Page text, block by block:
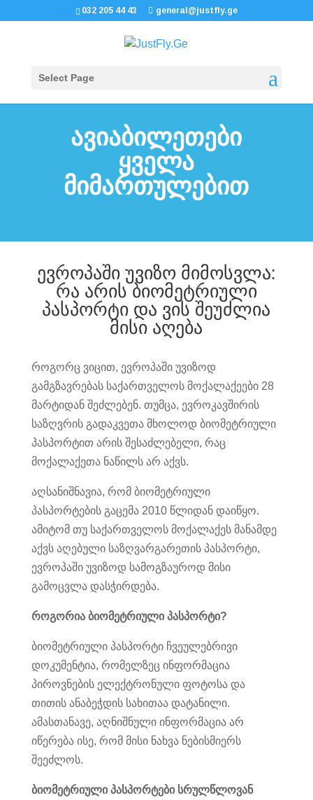
032 205 44 43 general@justfly.ge
Select Page
ავიაბილეთები
ყველა
მიმართულებით
ევროპაში უვიზო მიმოსვლა:
რა არის ბიომეტრიული
პასპორტი და ვის შეუძლია
მისი აღება
როგორც ვიცით, ევროპაში უვიზოდ
გამგზავრებას საქართველოს მოქალაქეები 28
მარტიდან შეძლებენ. თუმცა, ევროკავშირის
საზღვრის გადაკვეთა მხოლოდ ბიომეტრიული
პასპორტით არის შესაძლებელი, რაც
მოქალაქეთა ნაწილს არ აქვს.
აღსანიშნავია, რომ ბიომეტრიული
პასპორტების გაცემა 2010 წლიდან დაიწყო.
ამიტომ თუ საქართველოს მოქალაქეს მანამდე
აქვს აღებული საზღვარგარეთის პასპორტი,
ევროპაში უვიზოდ სამოგზაუროდ მისი
გამოცვლა დასჭირდება.
როგორია ბიომეტრიული პასპორტი?
ბიომეტრიული პასპორტი ჩვეულებრივი
დოკუმენტია, რომელზეც ინფორმაცია
პიროვნების ელექტრონული ფოტოსა და
თითის ანაბეჭდის სახითაა დატანილი.
ამასთანავე, აღნიშნული ინფორმაცია არ
იწერება ისე, რომ მისი ნახვა ნებისმიერს
შეეძლოს.
ბიომეტრიული პასპორტები სრულწლოვან